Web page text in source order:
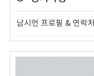
남시언 프로필 & 연락처